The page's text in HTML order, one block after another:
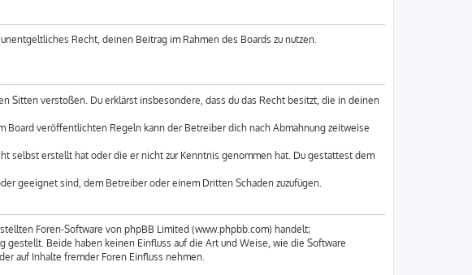
Recht, deinen Beitrag im Rahmen des Boards zu nutzen.
Sitten verstoßen. Du erklärst insbesondere, dass du das Recht besitzt, die in deinen
Board veröffentlichten Regeln kann der Betreiber dich nach Abmahnung zeitweise
selbst erstellt hat oder die er nicht zur Kenntnis genommen hat. Du gestattest dem
geeignet sind, dem Betreiber oder einem Dritten Schaden zuzufügen.
Foren-Software von phpBB Limited (www.phpbb.com) handelt;
Beide haben keinen Einfluss auf die Art und Weise, wie die Software
auf Inhalte fremder Foren Einfluss nehmen.